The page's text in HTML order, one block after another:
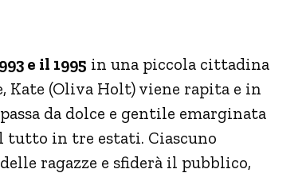
e il 1995 in una piccola cittadina
Kate (Oliva Holt) viene rapita e in
da dolce e gentile emarginata
tutto in tre estati. Ciascuno
ragazze e sfiderà il pubblico,